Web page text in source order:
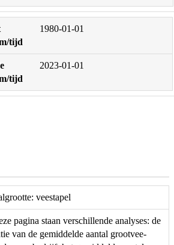
tijd
1980-01-01
tijd
2023-01-01
veestapel
pagina staan verschillende analyses: de
van de gemiddelde aantal grootvee-